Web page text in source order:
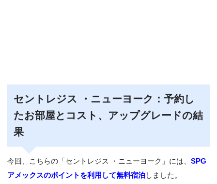
セントレジス ・ニューヨーク：予約し
たお部屋とコスト、アップグレードの結
果
今回、こちらの「セントレジス ・ニューヨーク」には、 SPG
アメックスのポイントを利用して無料宿泊しました。